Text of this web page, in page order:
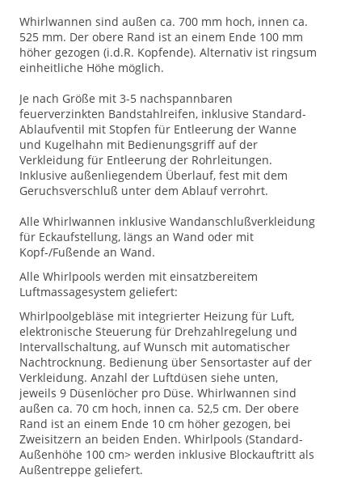
Whirlwannen sind außen ca. 700 mm hoch, innen ca.
525 mm. Der obere Rand ist an einem Ende 100 mm
höher gezogen (i.d.R. Kopfende). Alternativ ist ringsum
einheitliche Höhe möglich.
Je nach Größe mit 3-5 nachspannbaren
feuerverzinkten Bandstahlreifen, inklusive Standard-
Ablaufventil mit Stopfen für Entleerung der Wanne
und Kugelhahn mit Bedienungsgriff auf der
Verkleidung für Entleerung der Rohrleitungen.
Inklusive außenliegendem Überlauf, fest mit dem
Geruchsverschluß unter dem Ablauf verrohrt.
Alle Whirlwannen inklusive Wandanschlußverkleidung
für Eckaufstellung, längs an Wand oder mit
Kopf-/Fußende an Wand.
Alle Whirlpools werden mit einsatzbereitem
Luftmassagesystem geliefert:
Whirlpoolgebläse mit integrierter Heizung für Luft,
elektronische Steuerung für Drehzahlregelung und
Intervallschaltung, auf Wunsch mit automatischer
Nachtrocknung. Bedienung über Sensortaster auf der
Verkleidung. Anzahl der Luftdüsen siehe unten,
jeweils 9 Düsenlöcher pro Düse. Whirlwannen sind
außen ca. 70 cm hoch, innen ca. 52,5 cm. Der obere
Rand ist an einem Ende 10 cm höher gezogen, bei
Zweisitzern an beiden Enden. Whirlpools (Standard-
Außenhöhe 100 cm> werden inklusive Blockauftritt als
Außentreppe geliefert.